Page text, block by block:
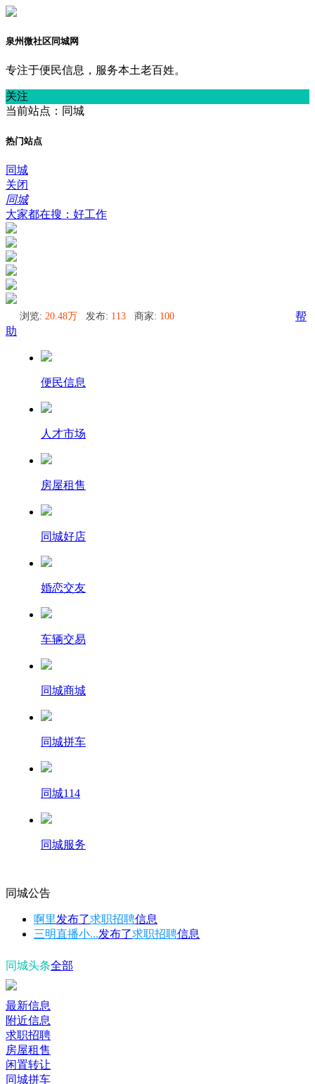
泉州微社区同城网
专注于便民信息，服务本土老百姓。
关注
当前站点：同城
热门站点
同城
关闭
同城
大家都在搜：好工作
浏览: 20.48万 发布: 113 商家: 100
帮
助
便民信息
人才市场
房屋租售
同城好店
婚恋交友
车辆交易
同城商城
同城拼车
同城114
同城服务
同城公告
啊里发布了求职招聘信息
三明直播小...发布了求职招聘信息
同城头条全部
最新信息
附近信息
求职招聘
房屋租售
闲置转让
同城拼车